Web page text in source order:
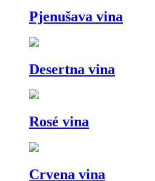
Pjenušava vina
Desertna vina
Rosé vina
Crvena vina